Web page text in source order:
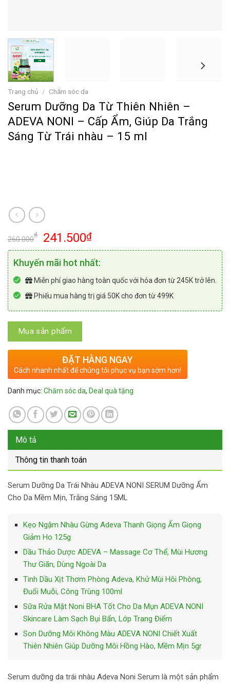
Trang chủ / Chăm sóc da
Serum Dưỡng Da Từ Thiên Nhiên –
ADEVA NONI – Cấp Ẩm, Giúp Da Trắng
Sáng Từ Trái nhàu – 15 ml
260.000
₫
Giá
gốc
là:
260.000₫.
241.500₫Giá
hiện
tại
241.500₫.
Khuyến mãi hot nhất:
Miễn phí giao hàng toàn quốc với hóa đơn từ 245K trở lên.
Phiếu mua hàng trị giá 50K cho đơn từ 499K
Mua sản phẩm
ĐẶT HÀNG NGAY
Cách nhanh nhất để chúng tôi phục vụ bạn sớm hơn!
Danh mục: Chăm sóc da, Deal quà tặng
Mô tả
Thông tin thanh toán
Serum Dưỡng Da Trái Nhàu ADEVA NONI SERUM Dưỡng Ẩm
Cho Da Mềm Mịn, Trắng Sáng 15ML
Kẹo Ngậm Nhàu Gừng Adeva Thanh Giọng Ấm Giọng
Giảm Ho 125g
Dầu Thảo Dược ADEVA – Massage Cơ Thể, Mùi Hương
Thư Giãn, Dùng Ngoài Da
Tinh Dầu Xịt Thơm Phòng Adeva, Khử Mùi Hôi Phòng,
Đuổi Muỗi, Công Trùng 100ml
Sữa Rửa Mặt Noni BHA Tốt Cho Da Mụn ADEVA NONI
Skincare Làm Sạch Bụi Bẩn, Lớp Trang Điểm
Son Dưỡng Môi Không Màu ADEVA NONI Chiết Xuất
Thiên Nhiên Giúp Dưỡng Môi Hồng Hào, Mềm Mịn 5gr
Serum dưỡng da trái nhàu Adeva Noni Serum là một sản phẩm